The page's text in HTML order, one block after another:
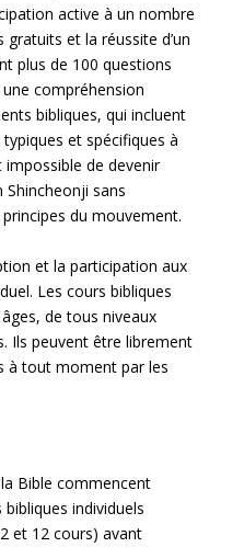
active à un nombre
et la réussite d’un
plus de 100 questions
compréhension
bibliques, qui incluent
et spécifiques à
de devenir
Shincheonji sans
du mouvement.
et la participation aux
Les cours bibliques
de tous niveaux
Ils peuvent être librement
à tout moment par les
Bible commencent
individuels
et 12 cours) avant